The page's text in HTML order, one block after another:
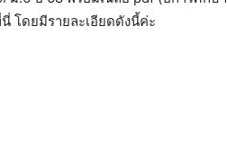
โดยมีรายละเอียดดังนี้ค่ะ